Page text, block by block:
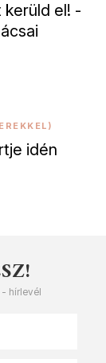
kerüld el! -
idén
hírlevél